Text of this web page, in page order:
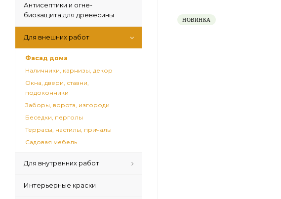
НОВИНКА
Антисептики и огне-
биозащита для древесины
Для внешних работ
Фасад дома
Наличники, карнизы, декор
Окна, двери, ставни,
подоконники
Заборы, ворота, изгороди
Беседки, перголы
Террасы, настилы, причалы
Садовая мебель
Для внутренних работ
Интерьерные краски